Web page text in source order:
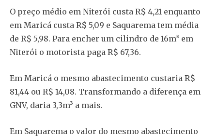
O preço médio em Niterói custa R$ 4,21 enquanto
em Maricá custa R$ 5,09 e Saquarema tem média
de R$ 5,98. Para encher um cilindro de 16m³ em
Niterói o motorista paga R$ 67,36.
Em Maricá o mesmo abastecimento custaria R$
81,44 ou R$ 14,08. Transformando a diferença em
GNV, daria 3,3m³ a mais.
Em Saquarema o valor do mesmo abastecimento